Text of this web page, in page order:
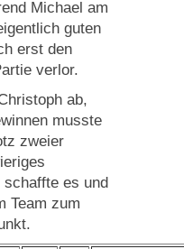
Michael am
guten
erst den
verlor.
ab,
musste
zweier
schaffte es und
Team zum